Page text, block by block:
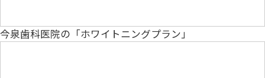
今泉歯科医院の「ホワイトニングプラン」